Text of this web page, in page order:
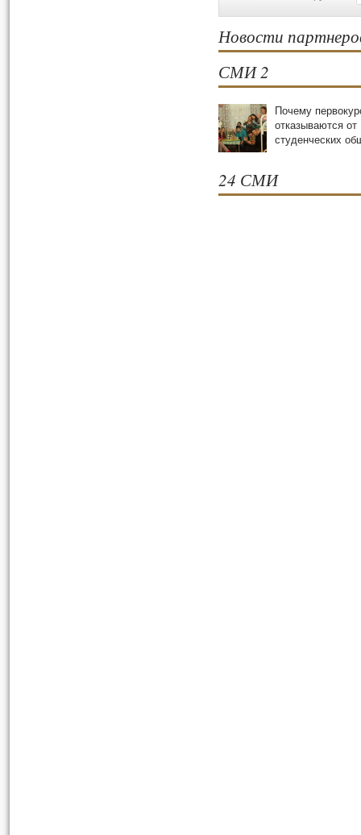
Новости
СМИ 2
Почему
отказываются от
студенческих
24 СМИ